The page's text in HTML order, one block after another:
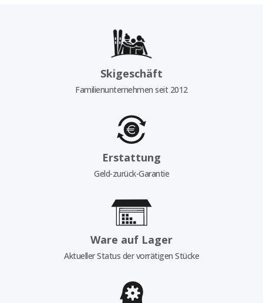
Skigeschäft
Familienunternehmen seit 2012
Erstattung
Geld-zurück-Garantie
Ware auf Lager
Aktueller Status der vorrätigen Stücke